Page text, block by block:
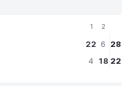
1
22
4
2
6
18
28
22